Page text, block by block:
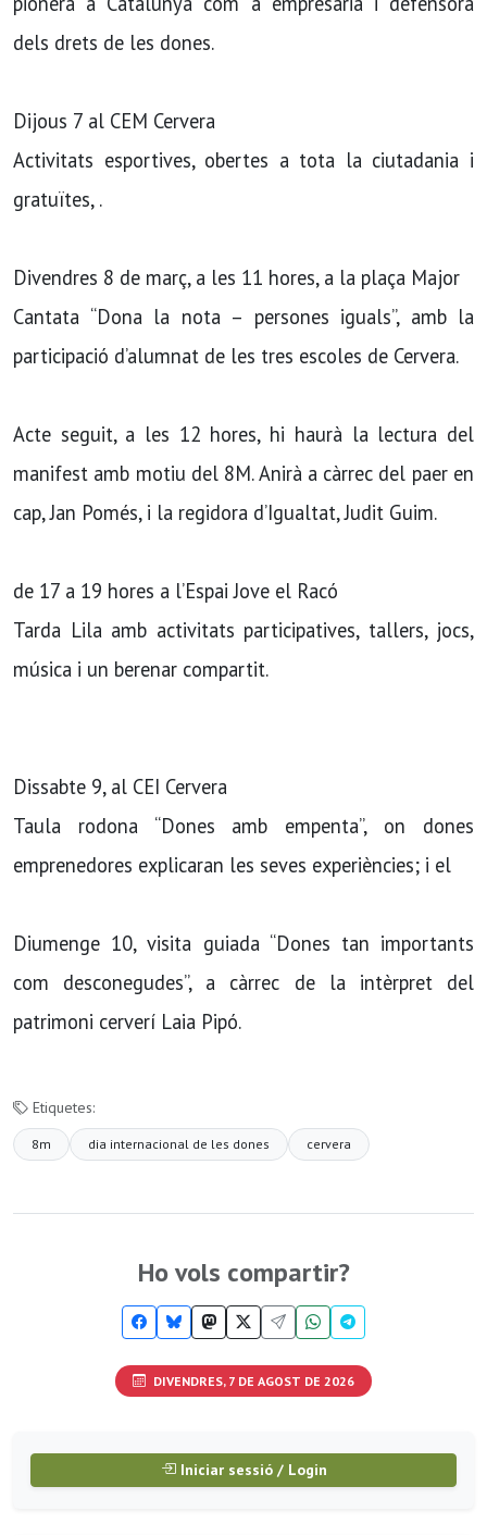
dels drets de les dones.
Dijous 7 al CEM Cervera
Activitats esportives, obertes a tota la ciutadania i
gratuïtes, .
Divendres 8 de març, a les 11 hores, a la plaça Major
Cantata “Dona la nota – persones iguals”, amb la
participació d’alumnat de les tres escoles de Cervera.
Acte seguit, a les 12 hores, hi haurà la lectura del
manifest amb motiu del 8M. Anirà a càrrec del paer en
cap, Jan Pomés, i la regidora d’Igualtat, Judit Guim.
de 17 a 19 hores a l’Espai Jove el Racó
Tarda Lila amb activitats participatives, tallers, jocs,
música i un berenar compartit.
Dissabte 9, al CEI Cervera
Taula rodona “Dones amb empenta”, on dones
emprenedores explicaran les seves experiències; i el
Diumenge 10, visita guiada “Dones tan importants
com desconegudes”, a càrrec de la intèrpret del
patrimoni cerverí Laia Pipó.
Etiquetes:
8m dia internacional de les dones cervera
Ho vols compartir?
DIVENDRES, 7 DE AGOST DE 2026
Iniciar sessió / Login